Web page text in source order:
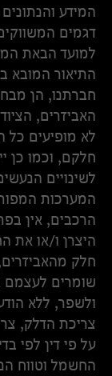
המידע
דגמים
למועד הבאת
התיאור המובא
חברתנו, הן
האביזרים,
לא מופיעים כל
חלקם, וכמו כן
לשינויים
המערכות
הרכבים, אין
היצרן ו/או את
חלק
שומרים לעצמם
ולשפר, ללא
צריכת הדלק,
על פי דין לפי
החשמל וטווח